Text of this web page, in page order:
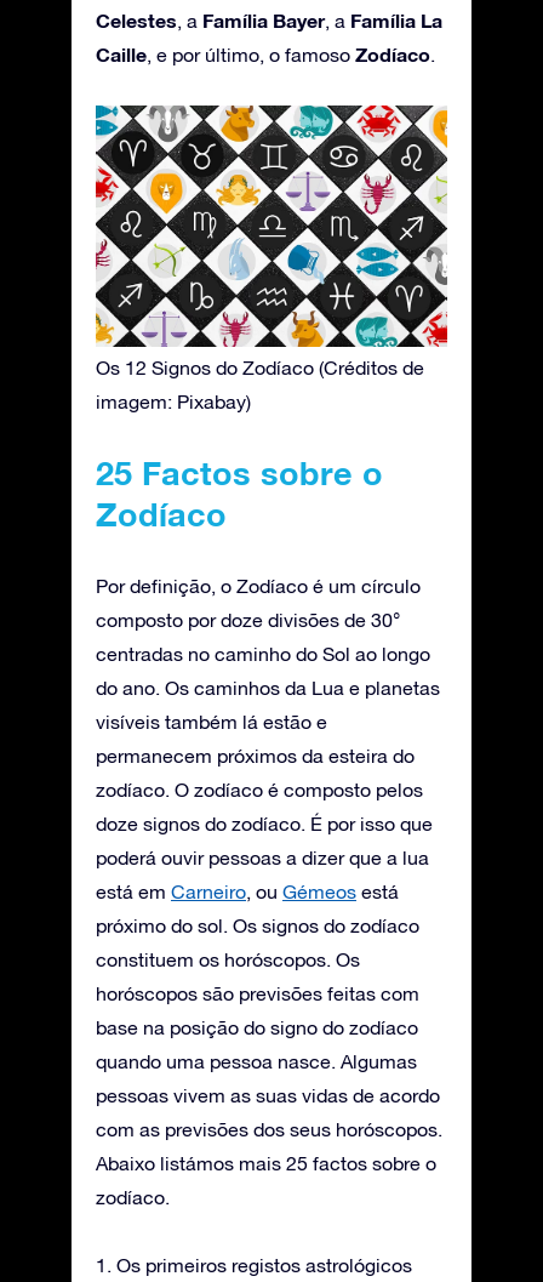
Celestes , a Família Bayer, a Família La
Caille , e por último, o famoso Zodíaco
Os 12 Signos do Zodíaco (Créditos de
imagem: Pixabay)
25 Factos sobre o
Zodíaco
Por definição, o Zodíaco é um círculo
composto por doze divisões de 30°
centradas no caminho do Sol ao longo
do ano. Os caminhos da Lua e planetas
visíveis também lá estão e
permanecem próximos da esteira do
zodíaco. O zodíaco é composto pelos
doze signos do zodíaco. É por isso que
poderá ouvir pessoas a dizer que a lua
está em Carneiro, ou Gémeos está
próximo do sol. Os signos do zodíaco
constituem os horóscopos. Os
horóscopos são previsões feitas com
base na posição do signo do zodíaco
quando uma pessoa nasce. Algumas
pessoas vivem as suas vidas de acordo
com as previsões dos seus horóscopos.
Abaixo listámos mais 25 factos sobre o
zodíaco.
1. Os primeiros registos astrológicos